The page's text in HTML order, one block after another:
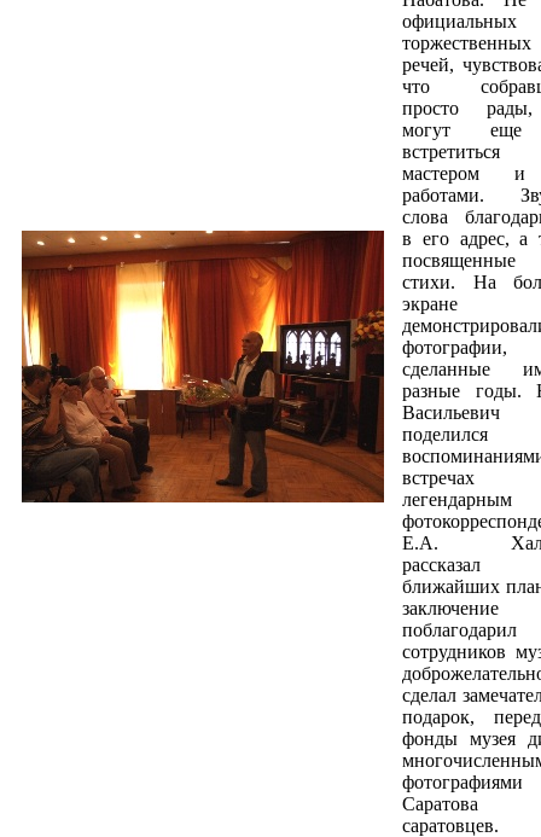
официальных
торжественных
речей,
что
просто
могут еще
мастером
работами.
слова
в его адрес, а
стихи. На
экране
фотографии,
сделанные
разные годы.
Васильевич
поделился
легендарным
Е.А.
ближайших
поблагодарил
сотрудников
сделал
подарок,
фонды музея
фотографиями
саратовцев.